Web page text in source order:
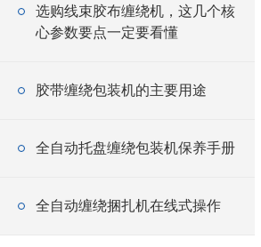
选购线束胶布缠绕机，这几个核
心参数要点一定要看懂
胶带缠绕包装机的主要用途
全自动托盘缠绕包装机保养手册
全自动缠绕捆扎机在线式操作